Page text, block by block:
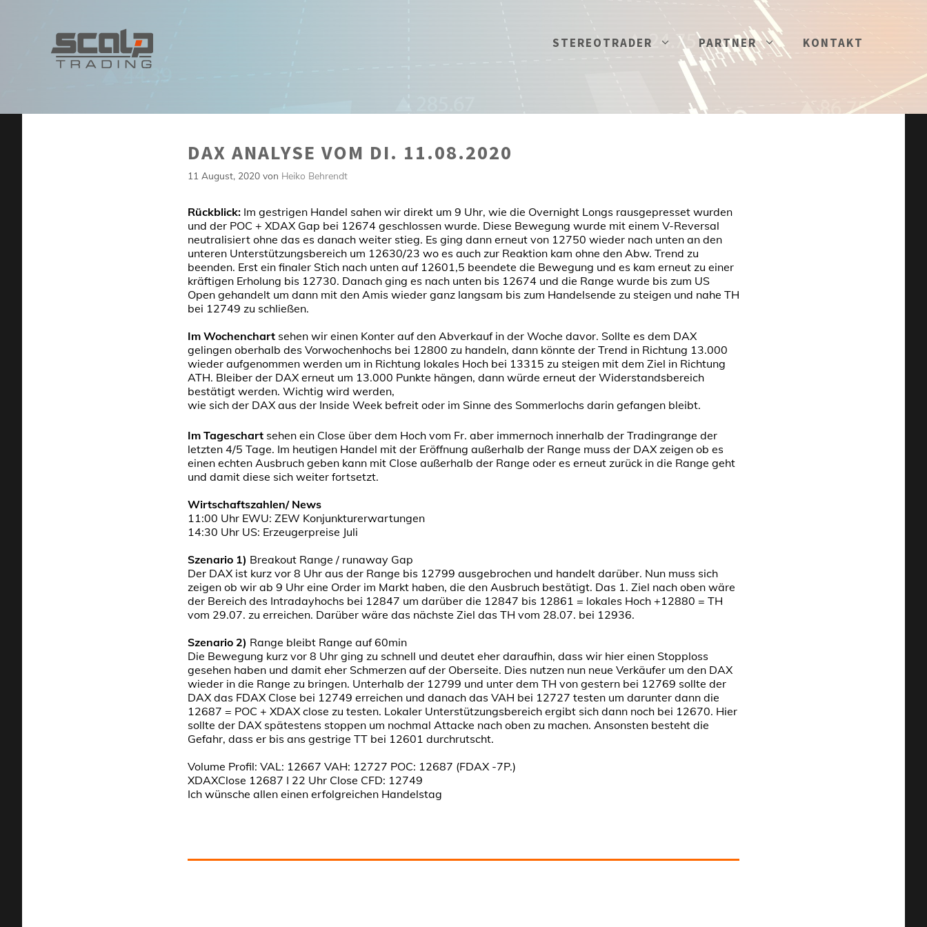
STEREOTRADER PARTNER KONTAKT
DAX ANALYSE VOM DI. 11.08.2020
11 August, 2020 von Heiko Behrendt
Rückblick: Im gestrigen Handel sahen wir direkt um 9 Uhr, wie die Overnight Longs rausgepresset wurden
und der POC + XDAX Gap bei 12674 geschlossen wurde. Diese Bewegung wurde mit einem V-Reversal
neutralisiert ohne das es danach weiter stieg. Es ging dann erneut von 12750 wieder nach unten an den
unteren Unterstützungsbereich um 12630/23 wo es auch zur Reaktion kam ohne den Abw. Trend zu
beenden. Erst ein finaler Stich nach unten auf 12601,5 beendete die Bewegung und es kam erneut zu einer
kräftigen Erholung bis 12730. Danach ging es nach unten bis 12674 und die Range wurde bis zum US
Open gehandelt um dann mit den Amis wieder ganz langsam bis zum Handelsende zu steigen und nahe TH
bei 12749 zu schließen.
Im Wochenchart sehen wir einen Konter auf den Abverkauf in der Woche davor. Sollte es dem DAX
gelingen oberhalb des Vorwochenhochs bei 12800 zu handeln, dann könnte der Trend in Richtung 13.000
wieder aufgenommen werden um in Richtung lokales Hoch bei 13315 zu steigen mit dem Ziel in Richtung
ATH. Bleiber der DAX erneut um 13.000 Punkte hängen, dann würde erneut der Widerstandsbereich
bestätigt werden. Wichtig wird werden,
wie sich der DAX aus der Inside Week befreit oder im Sinne des Sommerlochs darin gefangen bleibt.
Im Tageschart sehen ein Close über dem Hoch vom Fr. aber immernoch innerhalb der Tradingrange der
letzten 4/5 Tage. Im heutigen Handel mit der Eröffnung außerhalb der Range muss der DAX zeigen ob es
einen echten Ausbruch geben kann mit Close außerhalb der Range oder es erneut zurück in die Range geht
und damit diese sich weiter fortsetzt.
Wirtschaftszahlen/ News
11:00 Uhr EWU: ZEW Konjunkturerwartungen
14:30 Uhr US: Erzeugerpreise Juli
Szenario 1) Breakout Range / runaway Gap
Der DAX ist kurz vor 8 Uhr aus der Range bis 12799 ausgebrochen und handelt darüber. Nun muss sich
zeigen ob wir ab 9 Uhr eine Order im Markt haben, die den Ausbruch bestätigt. Das 1. Ziel nach oben wäre
der Bereich des Intradayhochs bei 12847 um darüber die 12847 bis 12861 = lokales Hoch +12880 = TH
vom 29.07. zu erreichen. Darüber wäre das nächste Ziel das TH vom 28.07. bei 12936.
Szenario 2) Range bleibt Range auf 60min
Die Bewegung kurz vor 8 Uhr ging zu schnell und deutet eher daraufhin, dass wir hier einen Stopploss
gesehen haben und damit eher Schmerzen auf der Oberseite. Dies nutzen nun neue Verkäufer um den DAX
wieder in die Range zu bringen. Unterhalb der 12799 und unter dem TH von gestern bei 12769 sollte der
DAX das FDAX Close bei 12749 erreichen und danach das VAH bei 12727 testen um darunter dann die
12687 = POC + XDAX close zu testen. Lokaler Unterstützungsbereich ergibt sich dann noch bei 12670. Hier
sollte der DAX spätestens stoppen um nochmal Attacke nach oben zu machen. Ansonsten besteht die
Gefahr, dass er bis ans gestrige TT bei 12601 durchrutscht.
Volume Profil: VAL: 12667 VAH: 12727 POC: 12687 (FDAX -7P.)
XDAXClose 12687 I 22 Uhr Close CFD: 12749
Ich wünsche allen einen erfolgreichen Handelstag